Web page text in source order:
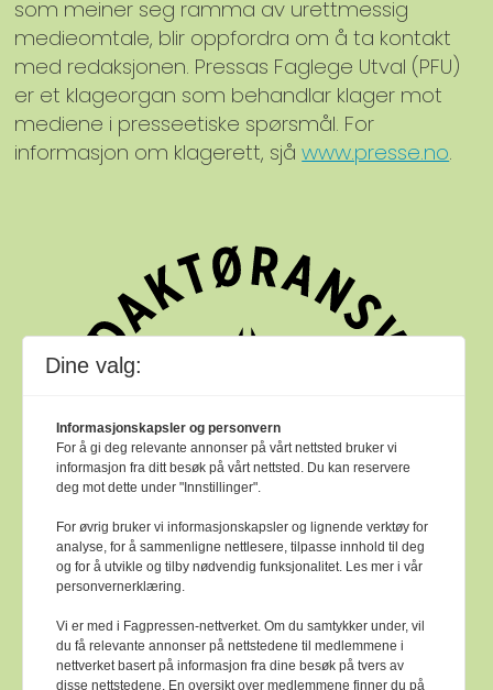
som meiner seg ramma av urettmessig
medieomtale, blir oppfordra om å ta kontakt
med redaksjonen. Pressas Faglege Utval (PFU)
er et klageorgan som behandlar klager mot
mediene i presseetiske spørsmål. For
informasjon om klagerett, sjåwww.presse.no.
Bok & bibliotek arbeider etterVer Varsam -
Dine valg:
Informasjonskapsler og personvern
For å gi deg relevante annonser på vårt nettsted bruker vi
informasjon fra ditt besøk på vårt nettsted. Du kan reservere
deg mot dette under "Innstillinger".
For øvrig bruker vi informasjonskapsler og lignende verktøy for
analyse, for å sammenligne nettlesere, tilpasse innhold til deg
og for å utvikle og tilby nødvendig funksjonalitet. Les mer i vår
personvernerklæring.
Vi er med i Fagpressen-nettverket. Om du samtykker under, vil
du få relevante annonser på nettstedene til medlemmene i
nettverket basert på informasjon fra dine besøk på tvers av
disse nettstedene. En oversikt over medlemmene finner du på